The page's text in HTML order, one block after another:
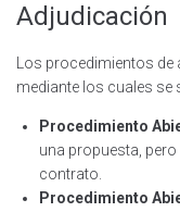
Adjudicación
Los procedimientos
mediante los cuales se
Procedimiento
una propuesta,
contrato.
Procedimiento